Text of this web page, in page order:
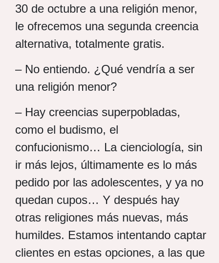
30 de octubre a una religión menor,
le ofrecemos una segunda creencia
alternativa, totalmente gratis.
– No entiendo. ¿Qué vendría a ser
una religión menor?
– Hay creencias superpobladas,
como el budismo, el
confucionismo… La cienciología, sin
ir más lejos, últimamente es lo más
pedido por las adolescentes, y ya no
quedan cupos… Y después hay
otras religiones más nuevas, más
humildes. Estamos intentando captar
clientes en estas opciones, a las que